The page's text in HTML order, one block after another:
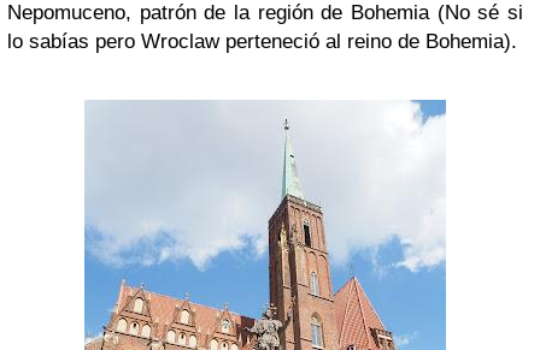
Nepomuceno, patrón de la región de Bohemia (No sé si
lo sabías pero Wroclaw perteneció al reino de Bohemia).